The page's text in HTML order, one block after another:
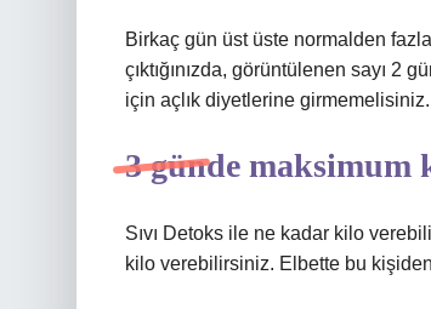
Birkaç gün üst üste normalden
çıktığınızda, görüntülenen sayı
için açlık diyetlerine girmemelisiniz.
3 günde
Sıvı Detoks ile ne kadar kilo
kilo verebilirsiniz. Elbette bu